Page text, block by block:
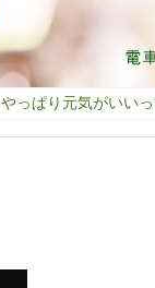
やっぱり元気がいい